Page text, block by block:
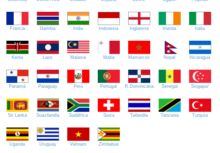
Francia Gambia India Indonesia Inglaterra Irlanda Italia
Kenia Laos Malasia Malta Marruecos Nepal Nicaragua
Panamá Paraguay Perú Portugal R.Dominicana Senegal Singapur
Sri Lanka Suazilandia Sudáfrica Suiza Tailandia Tanzania Turquía
Uganda Uruguay Vietnam Zimbabue